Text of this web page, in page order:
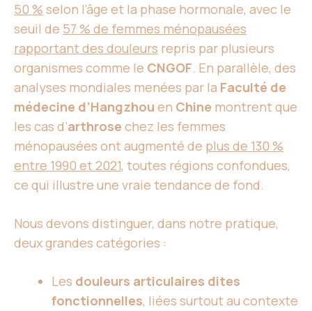
50 % selon l’âge et la phase hormonale, avec le
seuil de 57 % de femmes ménopausées
rapportant des douleurs repris par plusieurs
organismes comme le CNGOF. En parallèle, des
analyses mondiales menées par la Faculté de
médecine d’Hangzhou en Chine montrent que
les cas d’arthrose chez les femmes
ménopausées ont augmenté de plus de 130 %
entre 1990 et 2021, toutes régions confondues,
ce qui illustre une vraie tendance de fond.
Nous devons distinguer, dans notre pratique,
deux grandes catégories :
Les douleurs articulaires dites
fonctionnelles, liées surtout au contexte